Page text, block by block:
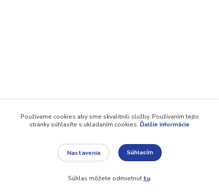
Používame cookies aby sme skvalitnili služby. Používaním tejto
stránky súhlasíte s ukladaním cookies. Ďalšie informácie
Nastavenia Súhlasím
Súhlas môžete odmietnuťtu.